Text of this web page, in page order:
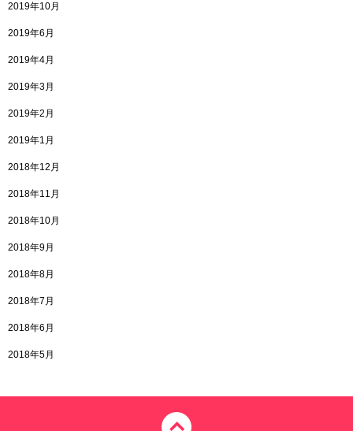
2019年10月
2019年6月
2019年4月
2019年3月
2019年2月
2019年1月
2018年12月
2018年11月
2018年10月
2018年9月
2018年8月
2018年7月
2018年6月
2018年5月